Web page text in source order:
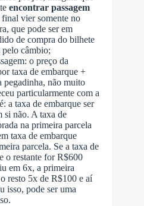
encontrar passagem
vier somente no
que pode ser em
de compra do bilhete
câmbio;
o preço da
taxa de embarque +
pegadinha, não muito
particularmente com a
a taxa de embarque ser
si não. A taxa de
na primeira parcela
taxa de embarque
parcela. Se a taxa de
o restante for R$600
em 6x, a primeira
resto 5x de R$100 e aí
isso, pode ser uma